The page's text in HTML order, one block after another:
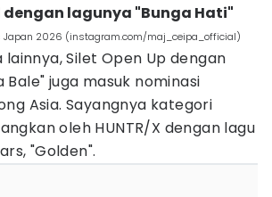
dengan lagunya "Bunga Hati"
Japan 2026 (instagram.com/maj_ceipa_official)
lainnya, Silet Open Up dengan
Bale" juga masuk nominasi
Asia. Sayangnya kategori
oleh HUNTR/X dengan lagu
"Golden".